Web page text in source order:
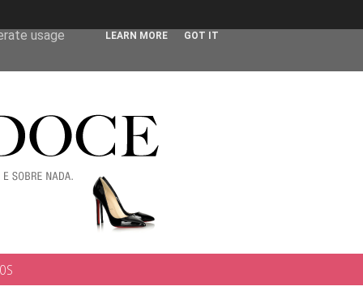
usage
LEARN MORE GOT IT